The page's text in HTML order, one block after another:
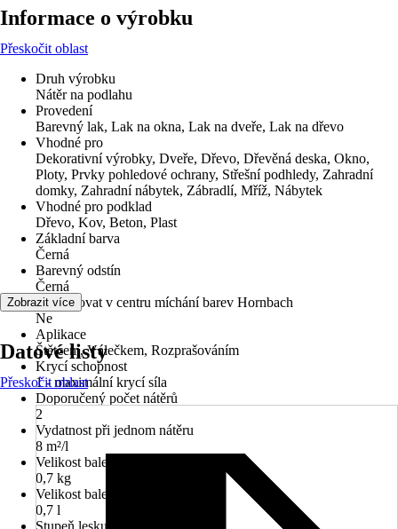
Informace o výrobku
Přeskočit oblast
Druh výrobku
Nátěr na podlahu
Provedení
Barevný lak, Lak na okna, Lak na dveře, Lak na dřevo
Vhodné pro
Dekorativní výrobky, Dveře, Dřevo, Dřevěná deska, Okno,
Ploty, Prvky pohledové ochrany, Střešní podhledy, Zahradní
domky, Zahradní nábytek, Zábradlí, Mříž, Nábytek
Vhodné pro podklad
Dřevo, Kov, Beton, Plast
Základní barva
Černá
Barevný odstín
Černá
Lze tónovat v centru míchání barev Hornbach
Ne
Aplikace
Štětcem, Válečkem, Rozprašováním
Krycí schopnost
1 - maximální krycí síla
Doporučený počet nátěrů
2
Vydatnost při jednom nátěru
8 m²/l
Velikost balení
0,7 kg
Velikost balení
0,7 l
Stupeň lesku
Zobrazit více
Datové listy
Přeskočit oblast